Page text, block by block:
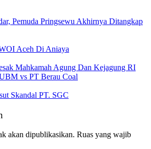
Pemuda Pringsewu Akhirnya Ditangkap
Aceh Di Aniaya
Mahkamah Agung Dan Kejagung RI
vs PT Berau Coal
Skandal PT. SGC
akan dipublikasikan. Ruas yang wajib